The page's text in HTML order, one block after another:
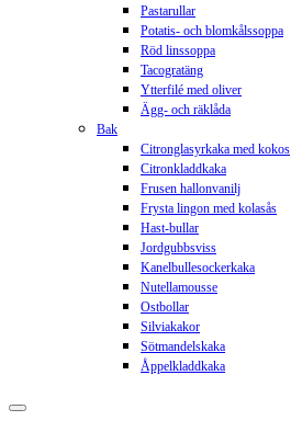
Pastarullar
Potatis- och blomkålssoppa
Röd linssoppa
Tacogratäng
Ytterfilé med oliver
Ägg- och räklåda
Bak
Citronglasyrkaka med kokos
Citronkladdkaka
Frusen hallonvanilj
Frysta lingon med kolasås
Hast-bullar
Jordgubbsviss
Kanelbullesockerkaka
Nutellamousse
Ostbollar
Silviakakor
Sötmandelskaka
Åppelkladdkaka